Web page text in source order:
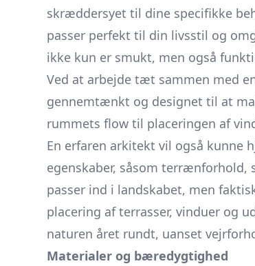
skræddersyet til dine specifikke
passer perfekt til din livsstil og
ikke kun er smukt, men også
Ved at arbejde tæt sammen med
gennemtænkt og designet til at
rummets flow til placeringen af
En erfaren arkitekt vil også
egenskaber, såsom
passer ind i landskabet, men
placering af terrasser, vinduer og
naturen året rundt, uanset
Materialer og bæredygtighed